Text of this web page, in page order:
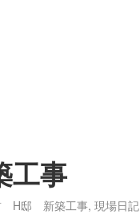
事
H邸 新築工事,現場日記